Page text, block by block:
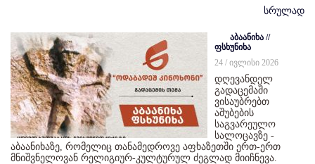
სრულად
აბაანიხა //
ფსხუნიხა
24 / ივლისი 2026
დღევანდელ
გადაცემაში
ვისაუბრებთ
აშუბების
საგვარეულო
სალოცავზე -
აბაანიხაზე, რომელიც თანამედროვე აფხაზეთში ერთ-ერთ
მნიშვნელოვან რელიგიურ-კულტურულ ძეგლად მიიჩნევა.